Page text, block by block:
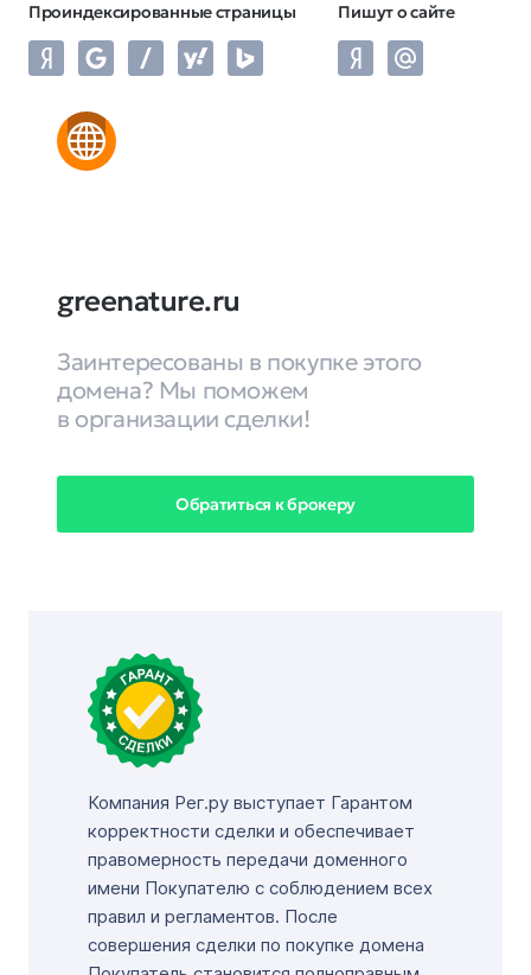
Проиндексированные страницы Пишут о сайте
greenature.ru
Заинтересованы в покупке этого
домена? Мы поможем
в организации сделки!
Обратиться к брокеру
Компания Рег.ру выступает Гарантом
корректности сделки и обеспечивает
правомерность передачи доменного
имени Покупателю с соблюдением всех
правил и регламентов. После
совершения сделки по покупке домена